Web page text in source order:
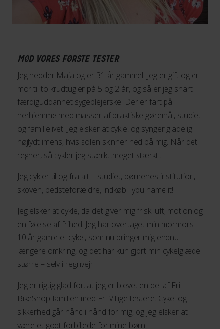
MØD VORES FØRSTE TESTER
Jeg hedder Maja og er 31 år gammel. Jeg er gift og er
mor til to krudtugler på 5 og 2 år, og så er jeg snart
færdiguddannet sygeplejerske. Der er fart på
herhjemme med masser af praktiske gøremål, studiet
og familielivet. Jeg elsker at cykle, og synger gladelig
højlydt imens, hvis solen skinner ned på mig. Når det
regner, så cykler jeg stærkt..meget stærkt..!
Jeg cykler til og fra alt – studiet, børnenes institution,
skoven, bedsteforældre, indkøb…you name it!
Jeg elsker at cykle, da det giver mig frisk luft, motion og
en følelse af frihed. Jeg har overtaget min mormors
10 år gamle el-cykel, som nu bringer mig endnu
længere omkring, og det har kun gjort min cykelglæde
større – selv i regnvejr!
Jeg er rigtig glad for, at jeg er blevet en del af Fri
BikeShop familien med Fri-Villige testere. Cykel og
sikkerhed går hånd i hånd for mig, og jeg elsker at
være et godt forbillede for mine børn.